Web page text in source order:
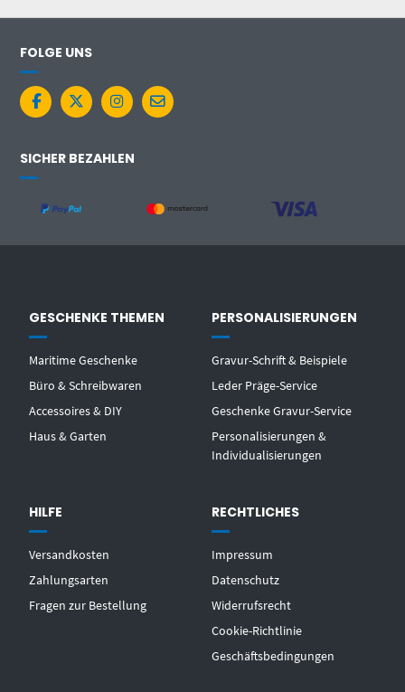
FOLGE UNS
SICHER BEZAHLEN
GESCHENKE THEMEN
Maritime Geschenke
Büro & Schreibwaren
Accessoires & DIY
Haus & Garten
PERSONALISIERUNGEN
Gravur-Schrift & Beispiele
Leder Präge-Service
Geschenke Gravur-Service
Personalisierungen &
Individualisierungen
HILFE
Versandkosten
Zahlungsarten
Fragen zur Bestellung
RECHTLICHES
Impressum
Datenschutz
Widerrufsrecht
Cookie-Richtlinie
Geschäftsbedingungen